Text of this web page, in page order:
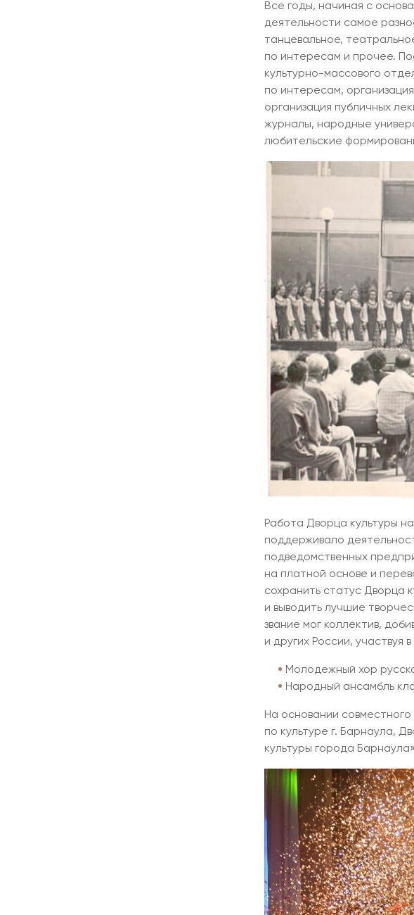
Все годы, начиная с
деятельности самое
танцевальное,
по интересам и прочее.
культурно-массового
по интересам,
организация публичных
журналы, народные
любительские
Работа Дворца культуры
поддерживало
подведомственных
на платной основе и
сохранить статус Дворца
и выводить лучшие
звание мог коллектив,
и других России, участвуя
Молодежный хор
Народный ансамбль
На основании
по культуре г. Барнаула,
культуры города